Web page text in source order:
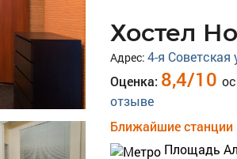
Хостел
Адрес:4-я Советская
Оценка: 8,4/10
отзыве
Ближайшие станции
Площадь